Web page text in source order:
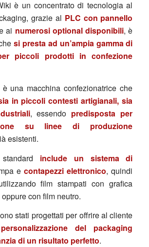
è un concentrato di tecnologia al
grazie al PLC con pannello
ai numerosi optional disponibili, è
si presta ad un’ampia gamma di
piccoli prodotti in confezione
una macchina confezionatrice che
in piccoli contesti artigianali, sia
, essendo predisposta per
su linee di produzione
esistenti.
include un sistema di
econtapezzi elettronico, quindi
film stampati con grafica
con film neutro.
stati progettati per offrire al cliente
del packaging
di un risultato perfetto.